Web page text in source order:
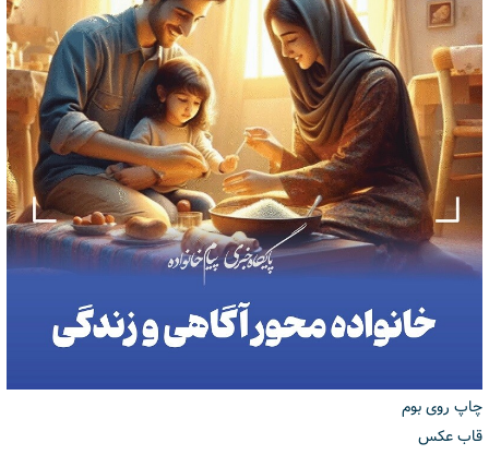
چاپ روی بوم
قاب عکس